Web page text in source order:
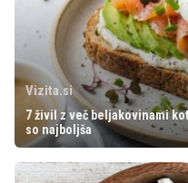
Vizita.si
7 živil z več beljakovinami
so najboljša